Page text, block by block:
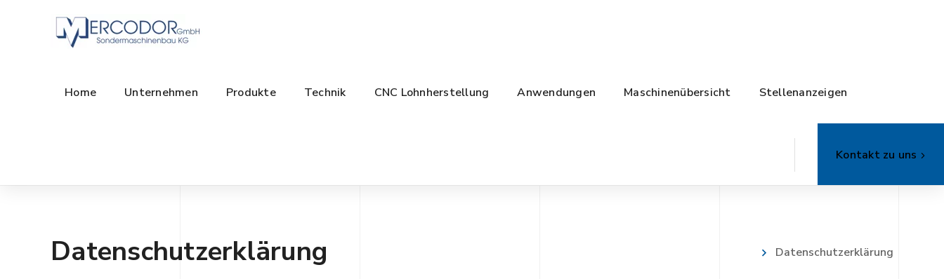
Home Unternehmen Produkte Technik CNC Lohnherstellung Anwendungen Maschinenübersicht Stellenanzeigen
Kontakt zu uns
Datenschutzerklärung Datenschutzerklärung